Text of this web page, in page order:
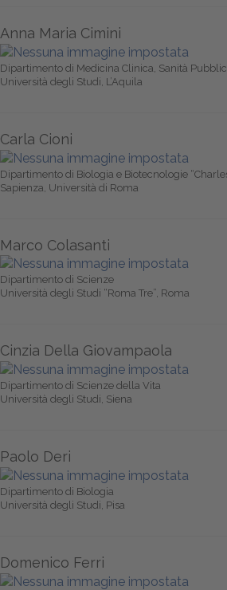
Anna Maria Cimini
Dipartimento di Medicina Clinica, Sanità
Università degli Studi, L’Aquila
Carla Cioni
Dipartimento di Biologia e Biotecnologie
Sapienza, Università di Roma
Marco Colasanti
Dipartimento di Scienze
Università degli Studi “Roma Tre”, Roma
Cinzia Della Giovampaola
Dipartimento di Scienze della Vita
Università degli Studi, Siena
Paolo Deri
Dipartimento di Biologia
Università degli Studi, Pisa
Domenico Ferri